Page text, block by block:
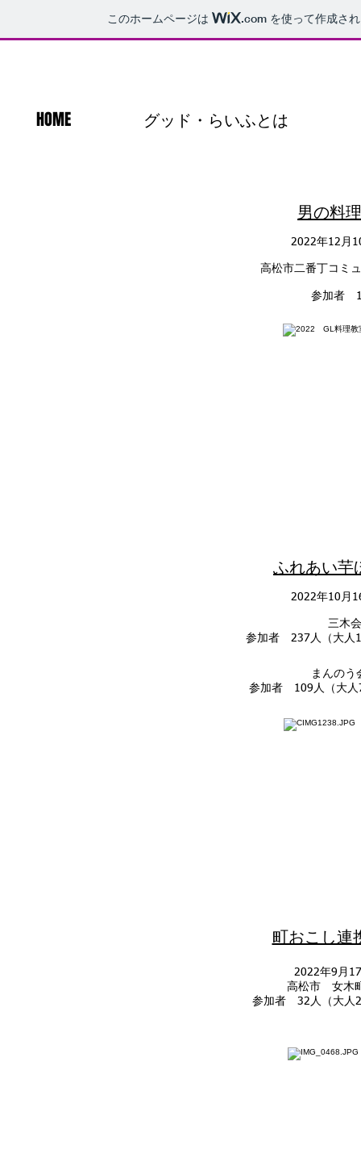
このホームページは .com を使って作成さ
HOME グッド・らいふとは
男の料
2022年12月
高松市二番丁コミ
参加者
ふれあい芋
2022年10月
三木
参加者 237人（大人
まんの
参加者 109人（大人
町おこし連
2022年9月
高松市 女木
参加者 32人（大人